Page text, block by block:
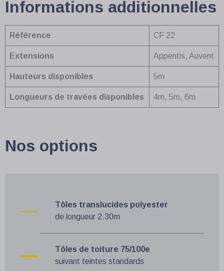
Informations additionnelles
Référence CF 22
Extensions Appentis, Auvent
Hauteurs disponibles 5m
Longueurs de travées disponibles 4m, 5m, 6m
Nos options
Tôles translucides polyester
de longueur 2.30m
Tôles de toiture 75/100e
suivant teintes standards